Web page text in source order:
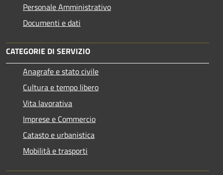
Personale Amministrativo
Documenti e dati
CATEGORIE DI SERVIZIO
Anagrafe e stato civile
Cultura e tempo libero
Vita lavorativa
Imprese e Commercio
Catasto e urbanistica
Mobilità e trasporti